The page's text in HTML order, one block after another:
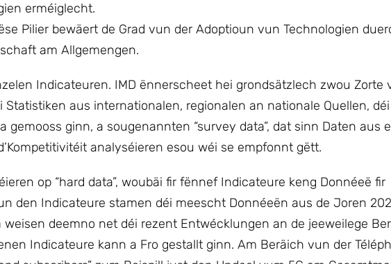
erméiglecht.
Pilier bewäert de Grad vun der Adoptioun vun Technologien
am Allgemengen.
Indicateuren. IMD ënnerscheet hei grondsätzlech zwou Zorte
Statistiken aus internationalen, regionalen an nationale Quellen, déi
gemooss ginn, a sougenannten “survey data”, dat sinn Daten aus
analyséieren esou wéi se empfonnt gëtt.
op “hard data”, woubäi fir fënnef Indicateure keng Donnéeë fir
den Indicateure stamen déi meescht Donnéeën aus de Joren
deemno net déi rezent Entwécklungen an de jeeweilege
Indicateure kann a Fro gestallt ginn. Am Beräich vun der